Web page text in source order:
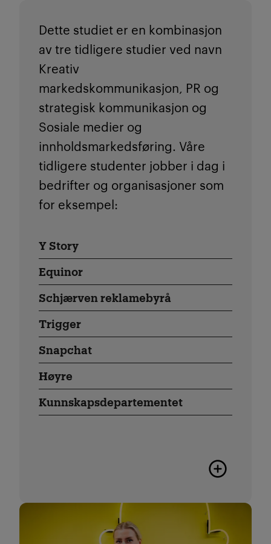
Dette studiet er en kombinasjon
av tre tidligere studier ved navn
Kreativ
markedskommunikasjon, PR og
strategisk kommunikasjon og
Sosiale medier og
innholdsmarkedsføring. Våre
tidligere studenter jobber i dag i
bedrifter og organisasjoner som
for eksempel:
Y Story
Equinor
Schjærven reklamebyrå
Trigger
Snapchat
Høyre
Kunnskapsdepartementet
Flere